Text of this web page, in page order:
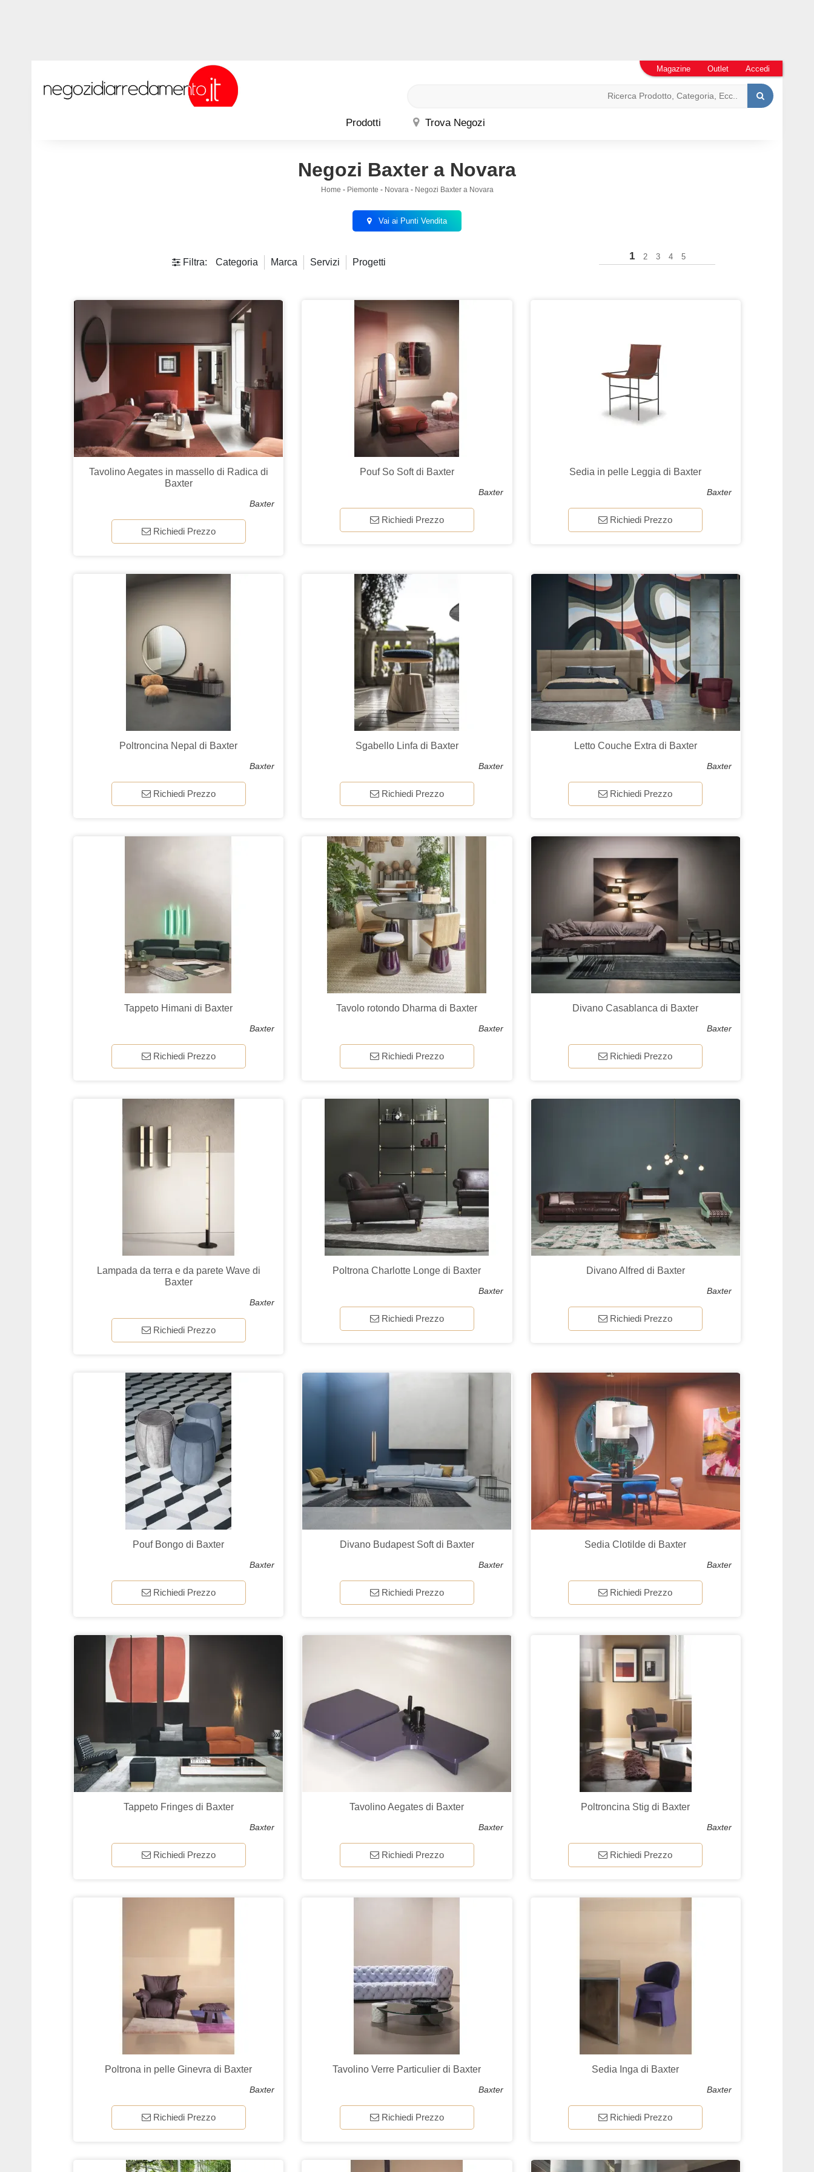
Prodotti Trova Negozi
Magazine Outlet Accedi
Negozi Baxter a Novara
Home - Piemonte - Novara - Negozi Baxter a Novara
Vai ai Punti Vendita
Filtra: Categoria Marca Servizi Progetti
1 2 3 4 5
Tavolino Aegates in massello di Radica di
Baxter
Baxter
Richiedi Prezzo
Pouf So Soft di Baxter
Baxter
Richiedi Prezzo
Sedia in pelle Leggia di Baxter
Baxter
Richiedi Prezzo
Poltroncina Nepal di Baxter
Baxter
Richiedi Prezzo
Sgabello Linfa di Baxter
Baxter
Richiedi Prezzo
Letto Couche Extra di Baxter
Baxter
Richiedi Prezzo
Tappeto Himani di Baxter
Baxter
Richiedi Prezzo
Tavolo rotondo Dharma di Baxter
Baxter
Richiedi Prezzo
Divano Casablanca di Baxter
Baxter
Richiedi Prezzo
Lampada da terra e da parete Wave di
Baxter
Baxter
Richiedi Prezzo
Poltrona Charlotte Longe di Baxter
Baxter
Richiedi Prezzo
Divano Alfred di Baxter
Baxter
Richiedi Prezzo
Pouf Bongo di Baxter
Baxter
Richiedi Prezzo
Divano Budapest Soft di Baxter
Baxter
Richiedi Prezzo
Sedia Clotilde di Baxter
Baxter
Richiedi Prezzo
Tappeto Fringes di Baxter
Baxter
Richiedi Prezzo
Tavolino Aegates di Baxter
Baxter
Richiedi Prezzo
Poltroncina Stig di Baxter
Baxter
Richiedi Prezzo
Poltrona in pelle Ginevra di Baxter
Baxter
Richiedi Prezzo
Tavolino Verre Particulier di Baxter
Baxter
Richiedi Prezzo
Sedia Inga di Baxter
Baxter
Richiedi Prezzo